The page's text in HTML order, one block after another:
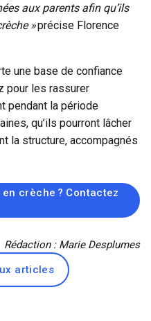
aux parents afin qu’ils
»précise Florence
une base de confiance
pour les rassurer
pendant la période
qu’ils pourront lâcher
la structure, accompagnés
crèche ? Contactez
Rédaction : Marie Desplumes
articles